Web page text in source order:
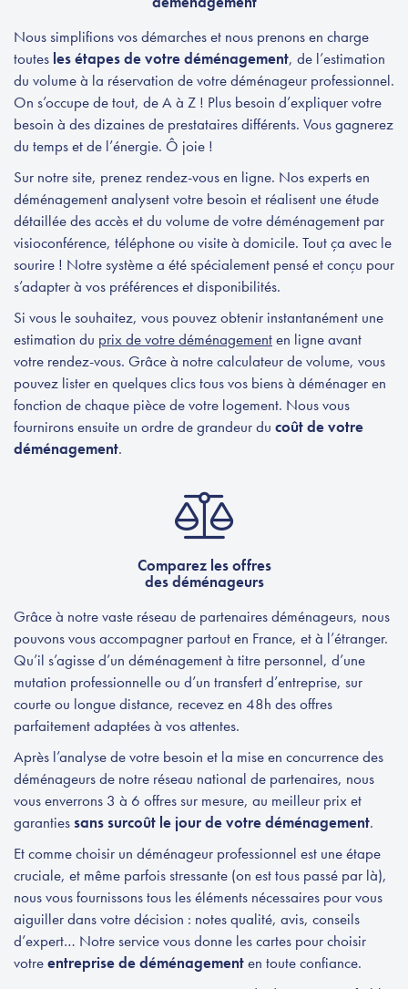
Nous simplifions vos démarches et nous prenons en charge
toutes les étapes de votre déménagement, de l’estimation
du volume à la réservation de votre déménageur professionnel.
On s’occupe de tout, de A à Z ! Plus besoin d’expliquer votre
besoin à des dizaines de prestataires différents. Vous gagnerez
du temps et de l’énergie. Ô joie !
Sur notre site, prenez rendez-vous en ligne. Nos experts en
déménagement analysent votre besoin et réalisent une étude
détaillée des accès et du volume de votre déménagement par
visioconférence, téléphone ou visite à domicile. Tout ça avec le
sourire ! Notre système a été spécialement pensé et conçu pour
s’adapter à vos préférences et disponibilités.
Si vous le souhaitez, vous pouvez obtenir instantanément une
estimation du prix de votre déménagementen ligne avant
votre rendez-vous. Grâce à notre calculateur de volume, vous
pouvez lister en quelques clics tous vos biens à déménager en
fonction de chaque pièce de votre logement. Nous vous
fournirons ensuite un ordre de grandeur du coût de votre
déménagement.
Comparez les offres
des déménageurs
Grâce à notre vaste réseau de partenaires déménageurs, nous
pouvons vous accompagner partout en France, et à l’étranger.
Qu’il s’agisse d’un déménagement à titre personnel, d’une
mutation professionnelle ou d’un transfert d’entreprise, sur
courte ou longue distance, recevez en 48h des offres
parfaitement adaptées à vos attentes.
Après l’analyse de votre besoin et la mise en concurrence des
déménageurs de notre réseau national de partenaires, nous
vous enverrons 3 à 6 offres sur mesure, au meilleur prix et
garanties sans surcoût le jour de votre déménagement.
Et comme choisir un déménageur professionnel est une étape
cruciale, et même parfois stressante (on est tous passé par là),
nous vous fournissons tous les éléments nécessaires pour vous
aiguiller dans votre décision : notes qualité, avis, conseils
d’expert… Notre service vous donne les cartes pour choisir
votreentreprise de déménagementen toute confiance.